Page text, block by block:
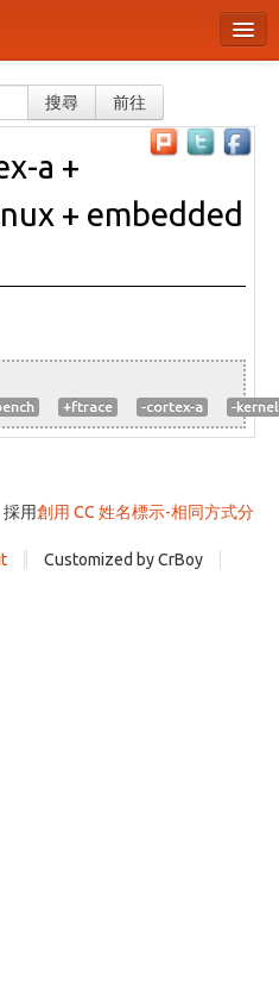
搜尋 前往
a +
+ embedded
+ftrace -cortex-a -
用創用 CC 姓名標示-相同方式分
Customized by CrBoy